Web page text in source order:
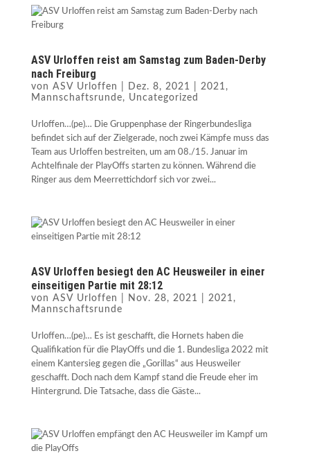
ASV Urloffen reist am Samstag zum Baden-Derby
nach Freiburg
von ASV Urloffen Dez. 8, 2021 2021 ,
Mannschaftsrunde, Uncategorized
Urloffen…(pe)… Die Gruppenphase der Ringerbundesliga
befindet sich auf der Zielgerade, noch zwei Kämpfe muss das
Team aus Urloffen bestreiten, um am 08./15. Januar im
Achtelfinale der PlayOffs starten zu können. Während die
Ringer aus dem Meerrettichdorf sich vor zwei...
ASV Urloffen besiegt den AC Heusweiler in einer
einseitigen Partie mit 28:12
von ASV Urloffen Nov. 28, 2021 2021 ,
Mannschaftsrunde
Urloffen…(pe)… Es ist geschafft, die Hornets haben die
Qualifikation für die PlayOffs und die 1. Bundesliga 2022 mit
einem Kantersieg gegen die „Gorillas“ aus Heusweiler
geschafft. Doch nach dem Kampf stand die Freude eher im
Hintergrund. Die Tatsache, dass die Gäste...